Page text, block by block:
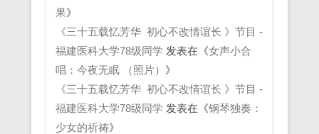
果》
《三十五载忆芳华 初心不改情谊长 》节目 -
福建医科大学78级同学 发表在《女声小合
唱：今夜无眠 （照片） 》
《三十五载忆芳华 初心不改情谊长 》节目 -
福建医科大学78级同学 发表在《钢琴独奏：
少女的祈祷》